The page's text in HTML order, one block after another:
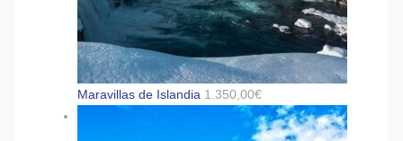
Maravillas de Islandia 1.350,00€